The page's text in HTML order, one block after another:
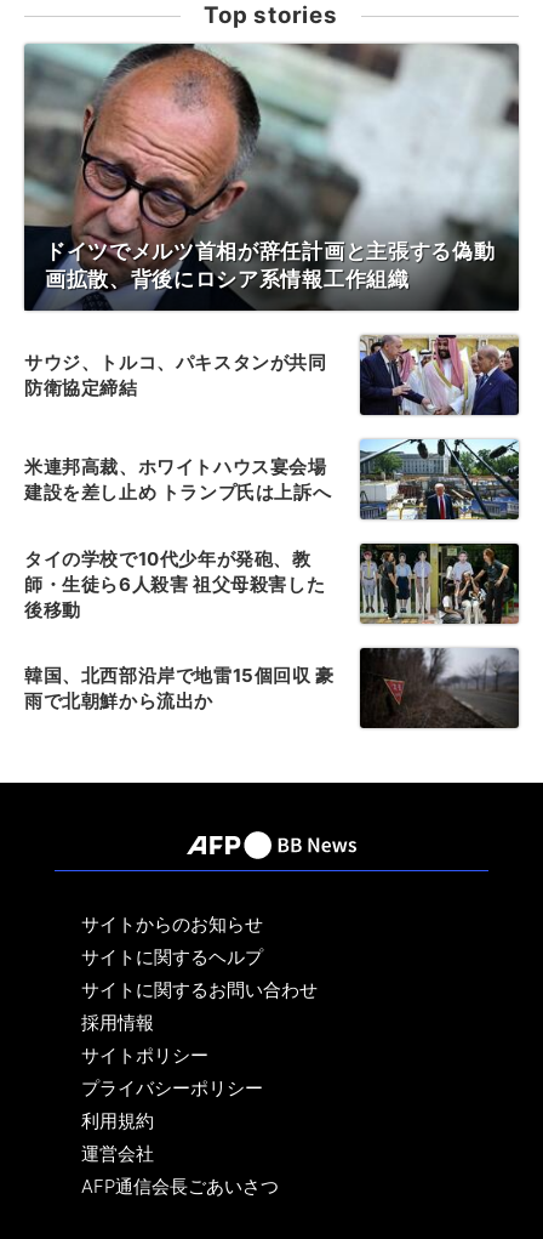
Top stories
ドイツでメルツ首相が辞任計画と主張する偽動
画拡散、背後にロシア系情報工作組織
サウジ、トルコ、パキスタンが共同
防衛協定締結
米連邦高裁、ホワイトハウス宴会場
建設を差し止め トランプ氏は上訴へ
タイの学校で10代少年が発砲、教
師・生徒ら6人殺害 祖父母殺害した
後移動
韓国、北西部沿岸で地雷15個回収 豪
雨で北朝鮮から流出か
サイトからのお知らせ
サイトに関するヘルプ
サイトに関するお問い合わせ
採用情報
サイトポリシー
プライバシーポリシー
利用規約
運営会社
AFP通信会長ごあいさつ